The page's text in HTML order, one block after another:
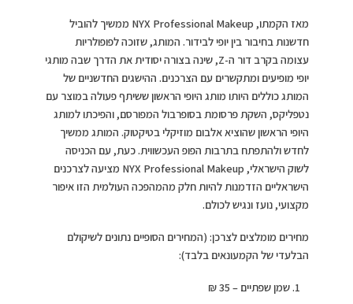
מאז הקמתו, NYX Professional Makeup ממשיך להוביל
חדשנות בחיבור בין יופי לבידור. המותג, שזוכה לפופולריות
עצומה בקרב דור ה-Z, שינה בצורה יסודית את הדרך שבה מותגי
יופי מופיעים ומתקשרים עם הצרכנים. ההישגים החדשניים של
המותג כוללים היותו מותג היופי הראשון ששיתף פעולה במוצר עם
נטפליקס, השקת פרסומת בסופרבול המפורסם, והפיכתו למותג
היופי הראשון שהוציא אלבום מוזיקלי בטיקטוק. המותג ממשיך
לחדש ולהתפתח בתרבות הפופ העכשווית. כעת, עם הכניסה
לשוק הישראלי, NYX Professional Makeup מציעה לצרכנים
הישראליים הזדמנות להיות חלק מהמהפכה העולמית הזו איפור
מקצועי, נועז ונגיש לכולם.
מחירים מומלצים לצרכן: (המחירים הסופיים נתונים לשיקולם
הבלעדי של הקמעונאים בלבד):
שמן שפתיים – 35 ₪